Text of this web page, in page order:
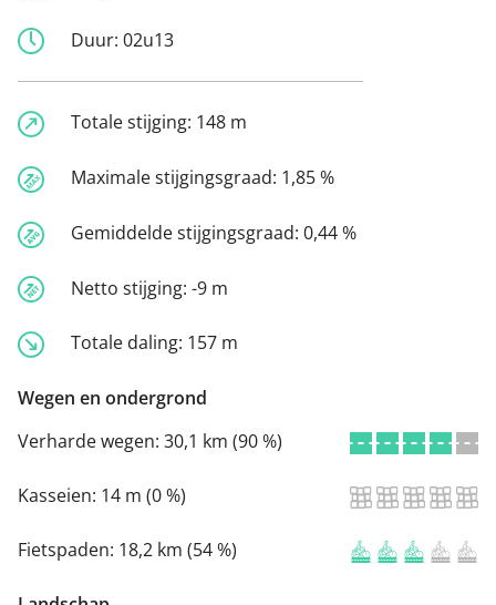
Duur: 02u13
Totale stijging: 148 m
Maximale stijgingsgraad: 1,85 %
Gemiddelde stijgingsgraad: 0,44 %
Netto stijging: -9 m
Totale daling: 157 m
Wegen en ondergrond
Verharde wegen: 30,1 km (90 %)
Kasseien: 14 m (0 %)
Fietspaden: 18,2 km (54 %)